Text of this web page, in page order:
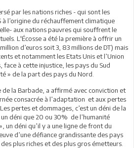
par les nations riches - qui sont les
l’origine du réchauffement climatique
aux nations pauvres qui souffrent le
L'Écosse a été la première à offrir un
d’euros soit 3, 83 millions de DT) mais
et notamment les Etats Unis et l’Union
face à cette injustice, les pays du Sud
» de la part des pays du Nord.
la Barbade, a affirmé avec conviction et
consacrée à l’adaptation et aux pertes
pertes et dommages, c’est un déni de la
déni que 20 ou 30% de l’humanité
un déni qu’il y a une ligne de front du
d’une défiance grandissante des pays
plus riches et des plus gros émetteurs.